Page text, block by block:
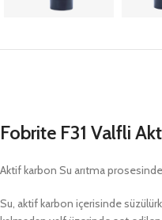
Fobrite F31 Valfli
Aktif karbon Su arıtma
Su, aktif karbon içerisinde